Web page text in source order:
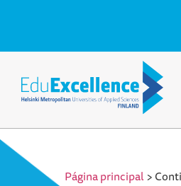
Página principal>